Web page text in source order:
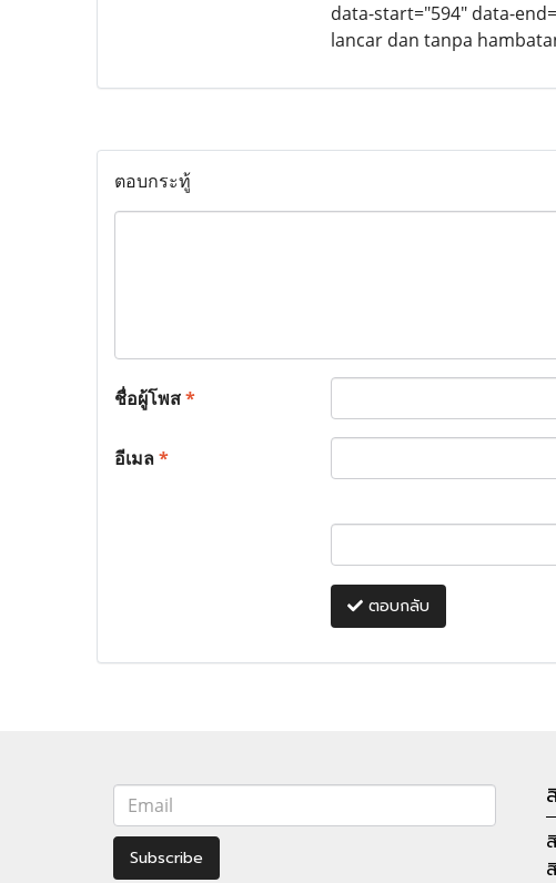
data-start="594" data-
lancar dan tanpa
ตอบกระทู้
ชื่อผู้โพส*
อีเมล*
ตอบกลับ
Subscribe